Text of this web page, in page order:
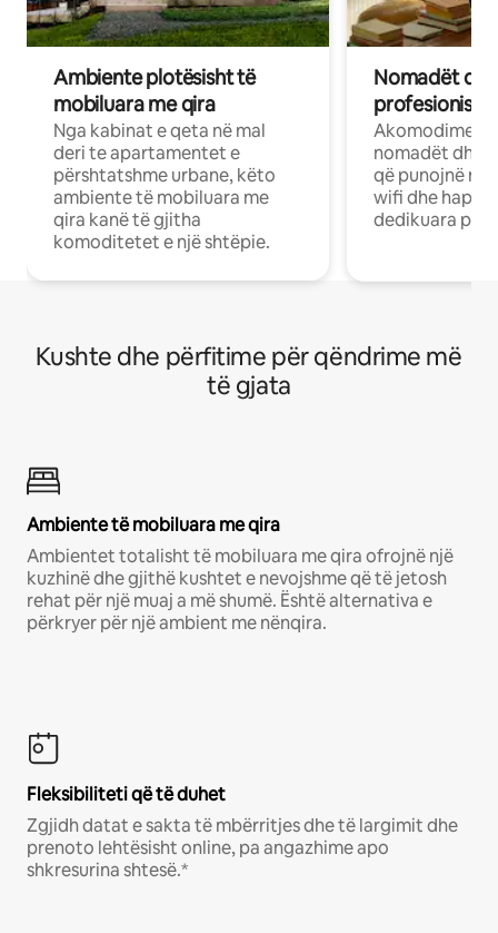
Ambiente plotësisht të
mobiluara me qira
Nga kabinat e qeta në mal
deri te apartamentet e
përshtatshme urbane, këto
ambiente të mobiluara me
qira kanë të gjitha
komoditetet e një shtëpie.
Nomadët
Akomodime
nomadët dhe
që punojnë në
wifi dhe
dedikuara
Kushte dhe përfitime për qëndrime më
të gjata
Ambiente të mobiluara me qira
Ambientet totalisht të mobiluara me qira ofrojnë një
kuzhinë dhe gjithë kushtet e nevojshme që të jetosh
rehat për një muaj a më shumë. Është alternativa e
përkryer për një ambient me nënqira.
Fleksibiliteti që të duhet
Zgjidh datat e sakta të mbërritjes dhe të largimit dhe
prenoto lehtësisht online, pa angazhime apo
shkresurina shtesë.*